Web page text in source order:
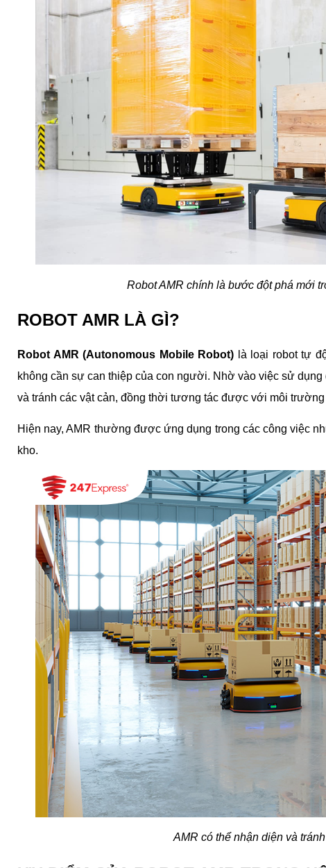
Robot AMR chính là bước đột phá mới
ROBOT AMR LÀ GÌ?
Robot AMR (Autonomous Mobile Robot) là loại robot tự
không cần sự can thiệp của con người. Nhờ vào việc sử
và tránh các vật cản, đồng thời tương tác được với môi trường
Hiện nay, AMR thường được ứng dụng trong các công việc
kho.
AMR có thể nhận diện và